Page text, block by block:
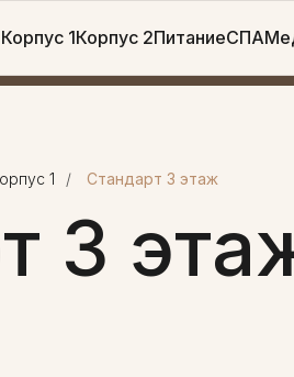
Корпус 1Корпус 2ПитаниеСПА
1 / Стандарт 3 этаж
3